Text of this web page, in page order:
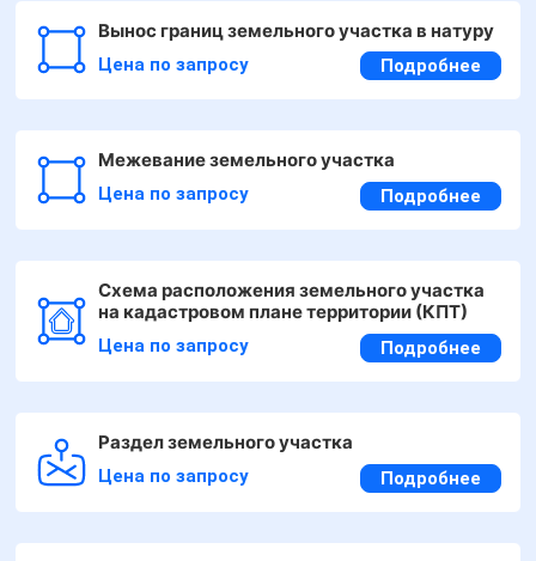
Вынос границ земельного участка в натуру
Цена по запросу Подробнее
Межевание земельного участка
Цена по запросу Подробнее
Схема расположения земельного участка
на кадастровом плане территории (КПТ)
Цена по запросу Подробнее
Раздел земельного участка
Цена по запросу Подробнее